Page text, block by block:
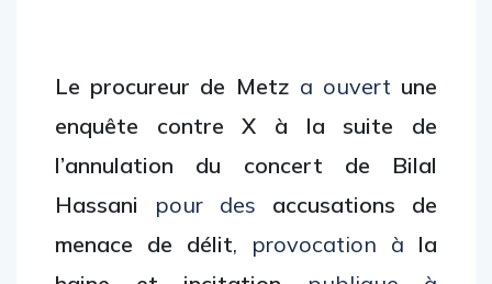
Le procureur de Metz a ouvert une
enquête contre X à la suite de
l’annulation du concert de Bilal
Hassani pour des accusations de
menace de délit, provocation à la